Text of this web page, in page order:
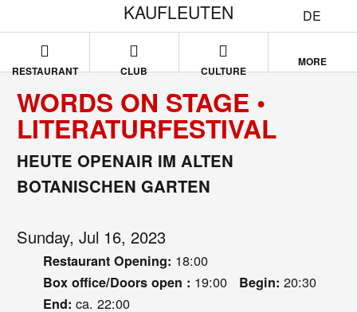
DE
KAUFLEUTEN
RESTAURANT CLUB CULTURE
MORE
WORDS ON STAGE •
LITERATURFESTIVAL
HEUTE OPENAIR IM ALTEN
BOTANISCHEN GARTEN
Sunday, Jul 16, 2023
Restaurant Opening: 18:00
Box office/Doors open : 19:00 Begin: 20:30
End: ca. 22:00